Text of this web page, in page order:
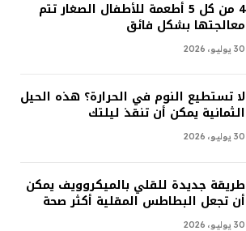
4 من كل 5 أطعمة للأطفال الصغار تتم
معالجتها بشكل فائق
30 يوليو، 2026
لا تستطيع النوم في الحرارة؟ هذه الحيل
الثمانية يمكن أن تنقذ ليلتك
30 يوليو، 2026
طريقة جديدة للقلي بالميكروويف يمكن
أن تجعل البطاطس المقلية أكثر صحة
30 يوليو، 2026